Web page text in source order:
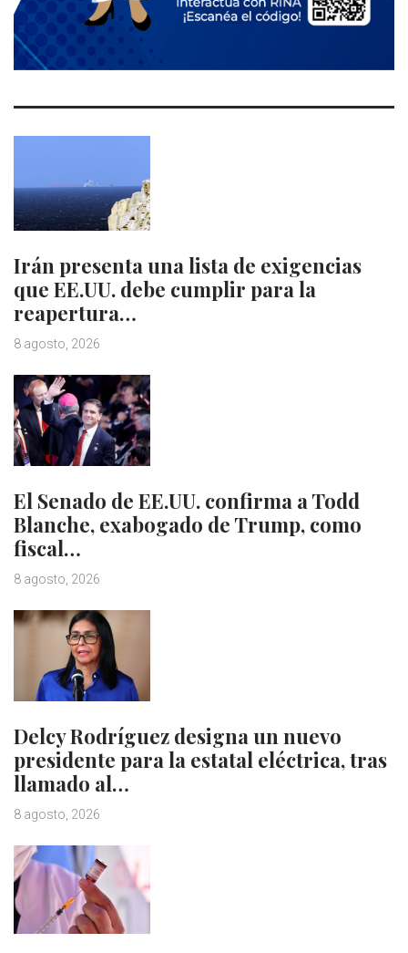
Irán presenta una lista de exigencias
que EE.UU. debe cumplir para la
reapertura…
8 agosto, 2026
El Senado de EE.UU. confirma a Todd
Blanche, exabogado de Trump, como
fiscal…
8 agosto, 2026
Delcy Rodríguez designa un nuevo
presidente para la estatal eléctrica, tras
llamado al…
8 agosto, 2026